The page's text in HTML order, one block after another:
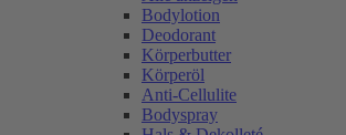
Bodylotion
Deodorant
Körperbutter
Körperöl
Anti-Cellulite
Bodyspray